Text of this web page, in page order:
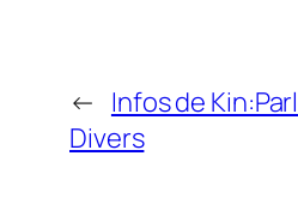
← Infos de
Divers